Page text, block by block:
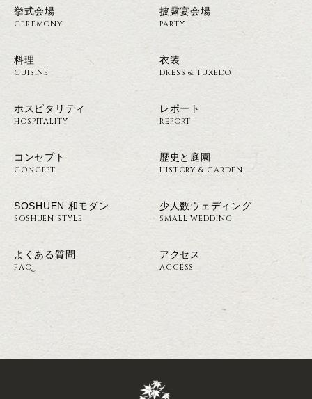
挙式会場
CEREMONY
披露宴会場
PARTY
料理
CUISINE
衣装
DRESS & TUXEDO
ホスピタリティ
HOSPITALITY
レポート
REPORT
コンセプト
CONCEPT
歴史と庭園
HISTORY & GARDEN
SOSHUEN 和モダン
SOSHUEN STYLE
少人数ウェディング
SMALL WEDDING
よくある質問
FAQ
アクセス
ACCESS